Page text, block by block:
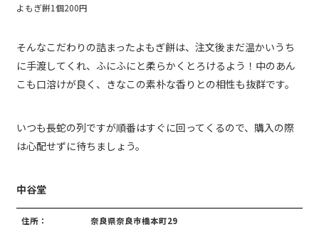
よもぎ餅1個200円
そんなこだわりの詰まったよもぎ餅は、注文後まだ温かいうち
に手渡してくれ、ふにふにと柔らかくとろけるよう！中のあん
こも口溶けが良く、きなこの素朴な香りとの相性も抜群です。
いつも長蛇の列ですが順番はすぐに回ってくるので、購入の際
は心配せずに待ちましょう。
中谷堂
住所：
奈良県奈良市橋本町29